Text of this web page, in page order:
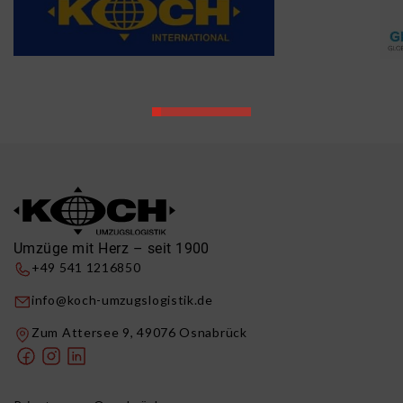
Umzüge mit Herz – seit 1900
+49 541 1216850
info@koch-umzugslogistik.de
Zum Attersee 9, 49076 Osnabrück